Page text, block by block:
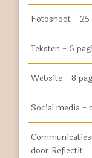
Fotoshoot -
Teksten - 6
Website - 8
Social media -
door Reflectit